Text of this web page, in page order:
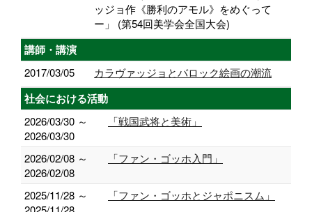
ッジョ作《勝利のアモル》をめぐって
ー」 (第54回美学会全国大会)
講師・講演
2017/03/05 カラヴァッジョとバロック絵画の潮流
社会における活動
2026/03/30 ～
2026/03/30
「戦国武将と美術」
2026/02/08 ～
2026/02/08
「ファン・ゴッホ入門」
2025/11/28 ～
「ファン・ゴッホとジャポニスム」